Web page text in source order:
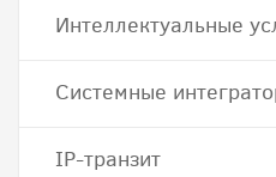
Интеллектуальные
Системные
IP-транзит